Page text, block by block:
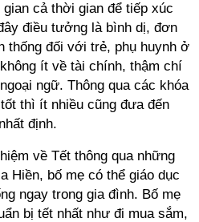
cả thời gian để tiếp xúc
điều tưởng là bình dị, đơn
thống đối với trẻ, phụ huynh ở
ít về tài chính, thậm chí
ngữ. Thông qua các khóa
thì ít nhiều cũng đưa đến
định.
về Tết thông qua những
Hiền, bố mẹ có thể giáo dục
ngay trong gia đình. Bố mẹ
bị tết nhất như đi mua sắm,